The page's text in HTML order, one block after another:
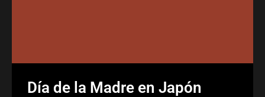
Día de la Madre en Japón